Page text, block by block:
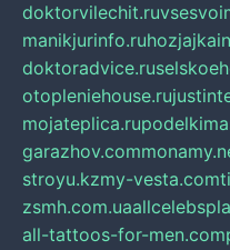
doktorvilechit.ru
manikjurinfo.ru
doktoradvice.ru
otopleniehouse.ru
mojateplica.ru
garazhov.com
stroyu.kzmy-vesta.com
zsmh.com.ua
all-tattoos-for-men.com